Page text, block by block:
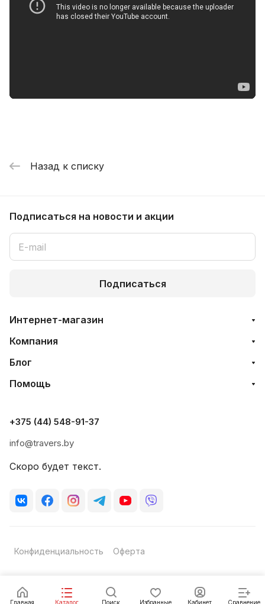
Назад к списку
Главная Каталог Поиск Избранные Кабинет Сравнение
Подписаться на новости и акции
Подписаться
Интернет-магазин
Компания
Блог
Помощь
+375 (44) 548-91-37
info@travers.by
Скоро будет текст.
Конфиденциальность Оферта